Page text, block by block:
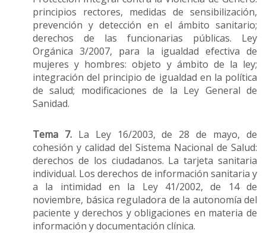
principios rectores, medidas de sensibilización,
prevención y detección en el ámbito sanitario;
derechos de las funcionarias públicas. Ley
Orgánica 3/2007, para la igualdad efectiva de
mujeres y hombres: objeto y ámbito de la ley;
integración del principio de igualdad en la política
de salud; modificaciones de la Ley General de
Sanidad.
Tema 7.La Ley 16/2003, de 28 de mayo, de
cohesión y calidad del Sistema Nacional de Salud:
derechos de los ciudadanos. La tarjeta sanitaria
individual. Los derechos de información sanitaria y
a la intimidad en la Ley 41/2002, de 14 de
noviembre, básica reguladora de la autonomía del
paciente y derechos y obligaciones en materia de
información y documentación clínica.